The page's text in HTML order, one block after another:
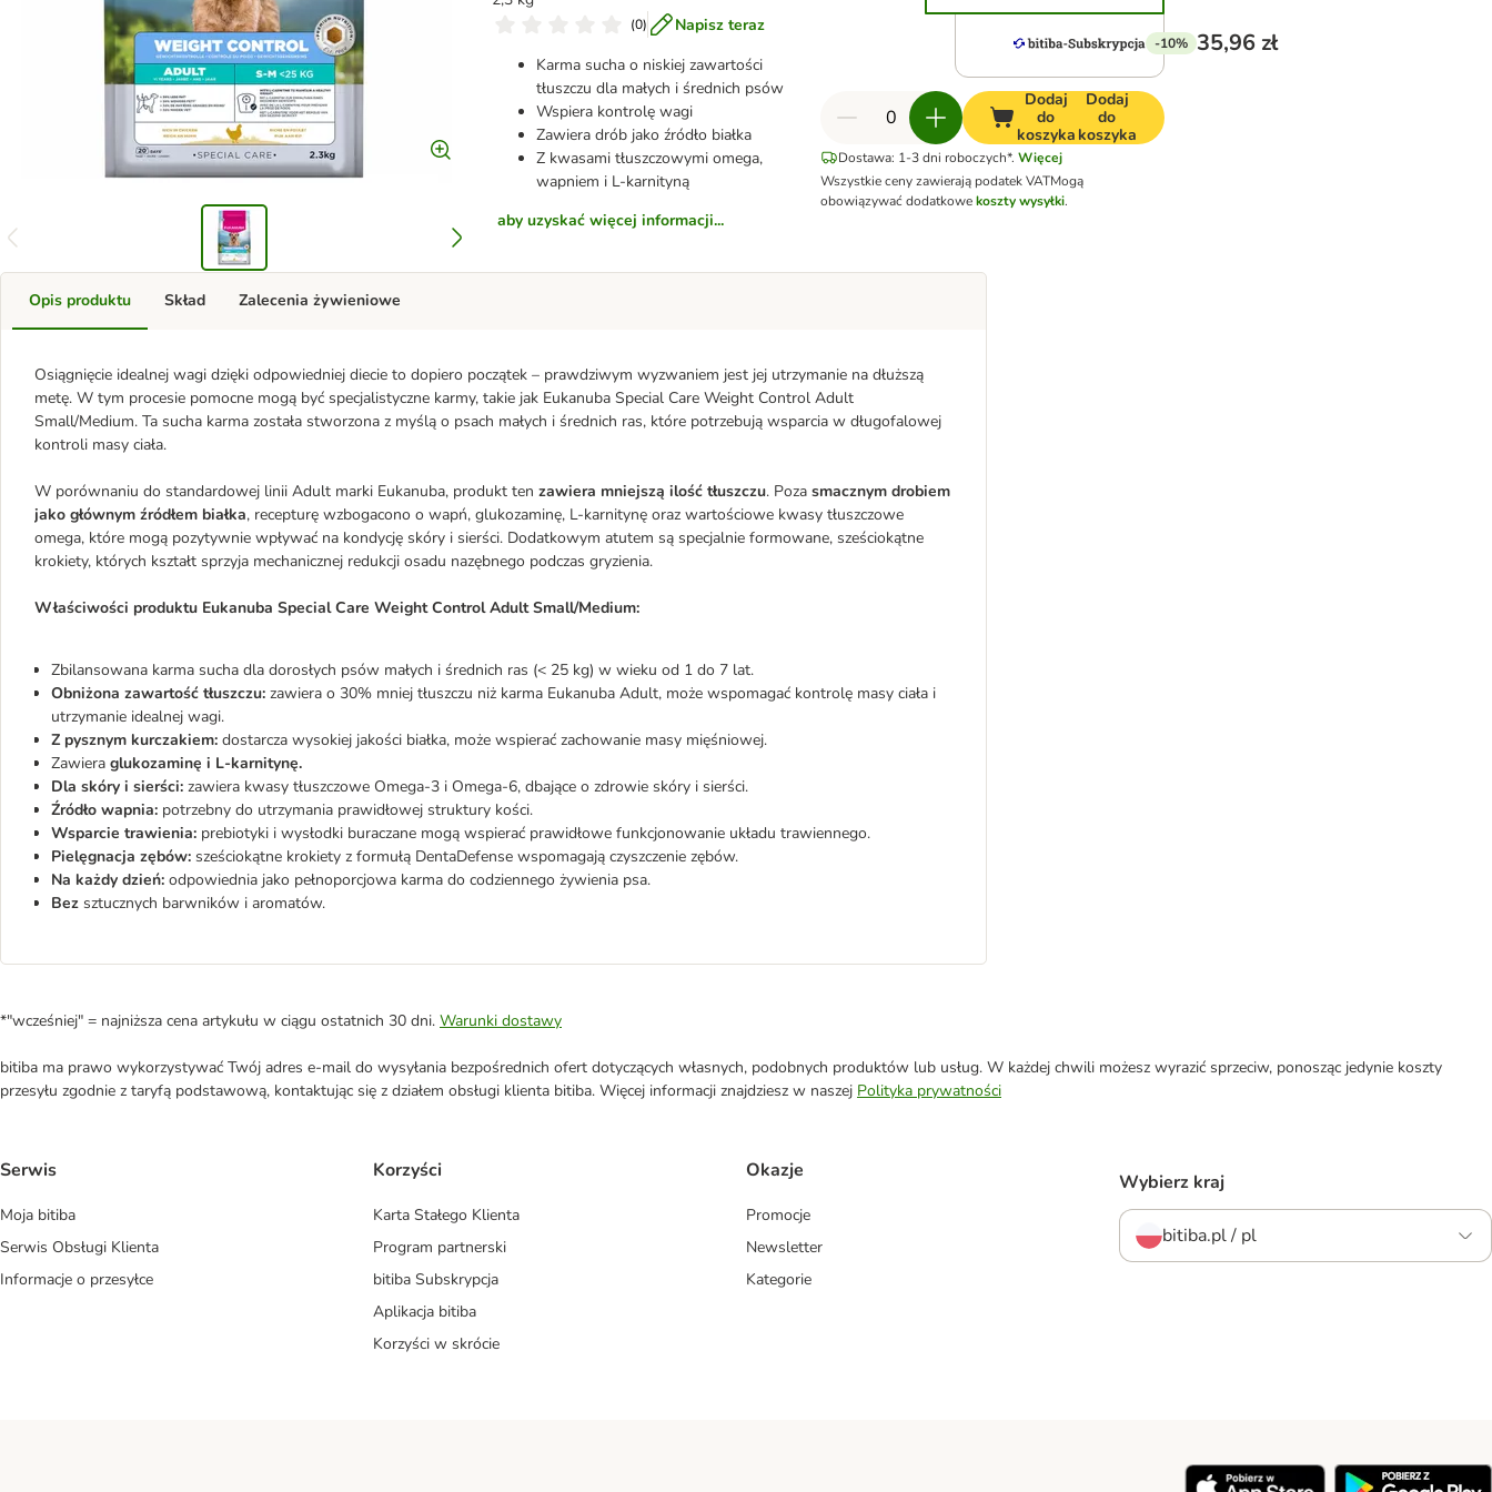
(0)
Napisz teraz
Karma sucha o niskiej zawartości
tłuszczu dla małych i średnich psów
Wspiera kontrolę wagi
Zawiera drób jako źródło białka
Z kwasami tłuszczowymi omega,
wapniem i L-karnityną
aby uzyskać więcej informacji...
-10% 35,96 zł
Dodaj
do
koszyka
Dodaj
do
koszyka
Dostawa: 1-3 dni roboczych*. Więcej
Wszystkie ceny zawierają podatek VATMogą
obowiązywać dodatkowekoszty wysyłki.
Opis produktu
Osiągnięcie idealnej wagi dzięki odpowiedniej diecie to dopiero początek – prawdziwym wyzwaniem jest jej utrzymanie na dłuższą
metę. W tym procesie pomocne mogą być specjalistyczne karmy, takie jak Eukanuba Special Care Weight Control Adult
Small/Medium. Ta sucha karma została stworzona z myślą o psach małych i średnich ras, które potrzebują wsparcia w długofalowej
kontroli masy ciała.
W porównaniu do standardowej linii Adult marki Eukanuba, produkt ten zawiera mniejszą ilość tłuszczu. Poza smacznym drobiem
jako głównym źródłem białka, recepturę wzbogacono o wapń, glukozaminę, L‑karnitynę oraz wartościowe kwasy tłuszczowe
omega, które mogą pozytywnie wpływać na kondycję skóry i sierści. Dodatkowym atutem są specjalnie formowane, sześciokątne
krokiety, których kształt sprzyja mechanicznej redukcji osadu nazębnego podczas gryzienia.
Właściwości produktu Eukanuba Special Care Weight Control Adult Small/Medium:
Zbilansowana karma sucha dla dorosłych psów małych i średnich ras (< 25 kg) w wieku od 1 do 7 lat.
Obniżona zawartość tłuszczu: zawiera o 30% mniej tłuszczu niż karma Eukanuba Adult, może wspomagać kontrolę masy ciała i
utrzymanie idealnej wagi.
Z pysznym kurczakiem: dostarcza wysokiej jakości białka, może wspierać zachowanie masy mięśniowej.
Zawiera glukozaminę i L-karnitynę.
Dla skóry i sierści: zawiera kwasy tłuszczowe Omega-3 i Omega-6, dbające o zdrowie skóry i sierści.
Źródło wapnia: potrzebny do utrzymania prawidłowej struktury kości.
Wsparcie trawienia: prebiotyki i wysłodki buraczane mogą wspierać prawidłowe funkcjonowanie układu trawiennego.
Pielęgnacja zębów: sześciokątne krokiety z formułą DentaDefense wspomagają czyszczenie zębów.
Na każdy dzień: odpowiednia jako pełnoporcjowa karma do codziennego żywienia psa.
Bez sztucznych barwników i aromatów.
Skład Zalecenia żywieniowe
*"wcześniej" = najniższa cena artykułu w ciągu ostatnich 30 dni. Warunki dostawy
bitiba ma prawo wykorzystywać Twój adres e-mail do wysyłania bezpośrednich ofert dotyczących własnych, podobnych produktów lub usług. W każdej chwili możesz wyrazić sprzeciw, ponosząc jedynie koszty
przesyłu zgodnie z taryfą podstawową, kontaktując się z działem obsługi klienta bitiba. Więcej informacji znajdziesz w naszej Polityka prywatności
Serwis
Moja bitiba
Serwis Obsługi Klienta
Informacje o przesyłce
Korzyści
Karta Stałego Klienta
Program partnerski
bitiba Subskrypcja
Aplikacja bitiba
Korzyści w skrócie
Okazje
Promocje
Newsletter
Kategorie
Wybierz kraj
bitiba.pl / pl